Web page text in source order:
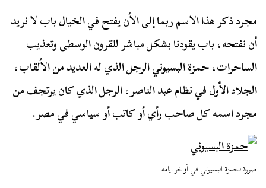
مجرد ذكر هذا الاسم ربما إلى الأن يفتح في الخيال باب لا نريد
أن نفتحه، باب يقودنا بشكل مباشر للقرون الوسطى وتعذيب
الساحرات، حمزة البسيوني الرجل الذي له العديد من الألقاب،
الجلاد الأول في نظام عبد الناصر، الرجل الذي كان يرتجف من
مجرد اسمه كل صاحب رأي أو كاتب أو سياسي في مصر.
صورة لحمزة البسيوني في أواخر ايامه